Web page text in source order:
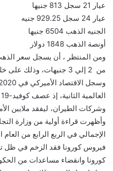
عيار 21 سجل 813 جنيها
عيار 24 سجل 929.25 جنيه
الجنيه الذهب 6504 جنيها
أونصة الذهب 1848 دولار
ومن المنتظر ، أن يسجل سعر
من 2 إلي 3 جنيهات، وذلك على خلفية هبوط السعر العالمي .
وشركات الطيران، ليفقد ملايين
وأظهرت قراءة أولية من وزارة
الإجمالي في الربع الرابع من
فيروس كورونا فقد الزخم في ظل
كورونا وانقضاء مساعدات من